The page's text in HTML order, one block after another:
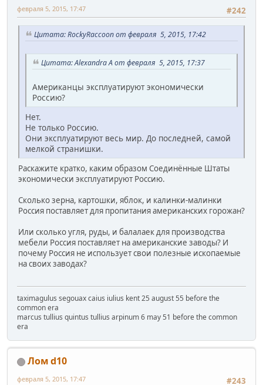
#242
февраля 5, 2015, 17:47
Цитата: RockyRaccoon от февраля 5, 2015, 17:42
Цитата: Alexandra A от февраля 5, 2015, 17:37
Американцы эксплуатируют экономически
Россию?
Нет.
Не только Россию.
Они эксплуатируют весь мир. До последней, самой
мелкой странишки.
Раскажите кратко, каким образом Соединённые Штаты
экономически эксплуатируют Россию.
Сколько зерна, картошки, яблок, и калинки-малинки
Россия поставляет для пропитания американских горожан?
Или сколько угля, руды, и балалаек для производства
мебели Россия поставляет на американские заводы? И
почему Россия не использует свои полезные ископаемые
на своих заводах?
taximagulus segouax caius iulius kent 25 august 55 before the
common era
marcus tullius quintus tullius arpinum 6 may 51 before the common
era
Лом d10
#243
февраля 5, 2015, 17:47